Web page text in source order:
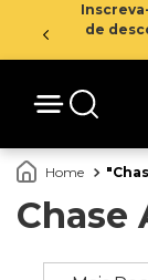
de
Chase